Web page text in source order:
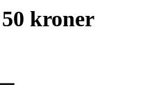
kroner